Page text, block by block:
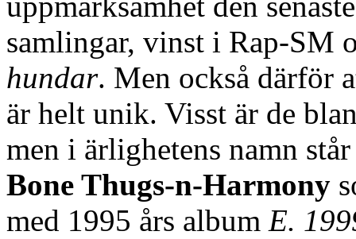
samlingar, vinst i Rap-SM
hundar. Men också därför
är helt unik. Visst är de
men i ärlighetens namn
Bone Thugs-n-Harmony
med 1995 års album E.